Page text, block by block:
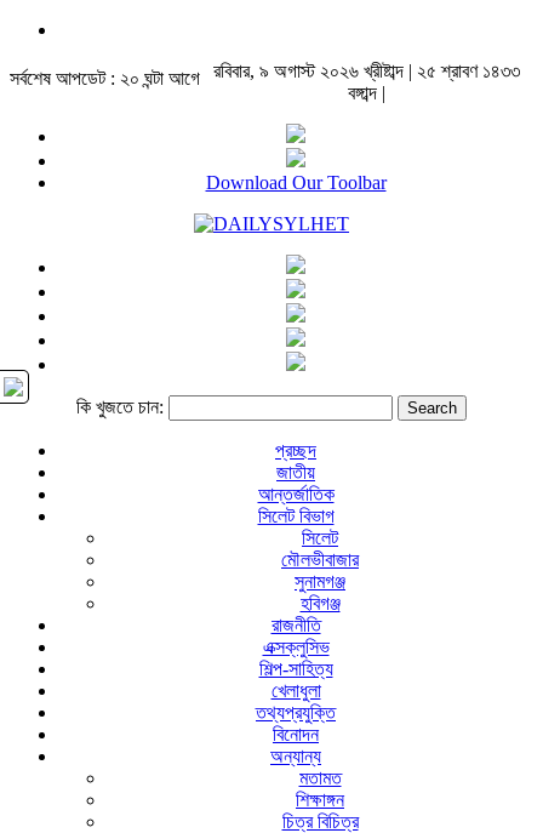
সর্বশেষ আপডেট : ২০ ঘন্টা আগে
রবিবার, ৯ অগাস্ট ২০২৬ খ্রীষ্টাব্দ | ২৫ শ্রাবণ ১৪৩৩
বঙ্গাব্দ |
Download Our Toolbar
কি খুজতে চান:
প্রচ্ছদ
জাতীয়
আন্তর্জাতিক
সিলেট বিভাগ
সিলেট
মৌলভীবাজার
সুনামগঞ্জ
হবিগঞ্জ
রাজনীতি
এক্সক্লুসিভ
শিল্প-সাহিত্য
খেলাধুলা
তথ্যপ্রযুক্তি
বিনোদন
অন্যান্য
মতামত
শিক্ষাঙ্গন
চিত্র বিচিত্র